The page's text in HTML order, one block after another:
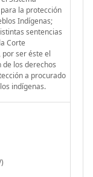
la protección
Indígenas;
sentencias
Corte
ser éste el
los derechos
a procurado
indígenas.